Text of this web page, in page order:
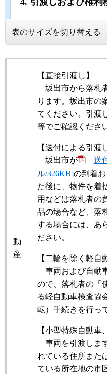
表のサイズを切り替える
動
産
【直接引渡し】
坂出市から落札
ります。坂出市の
てください。引渡
等でご確認くださ
【送付による引渡
坂出市が
送
ル/326KB]の到着
た後に、物件を着
用などは落札者の
品の場合など、落
する場合には、あ
ださい。
【二輪を除く軽自
車両および自動
ので、落札者の「
る軽自動車検査協
転）手続きを行っ
【小型特殊自動車
車両を引渡しま
れている住所また
ている所在地の市